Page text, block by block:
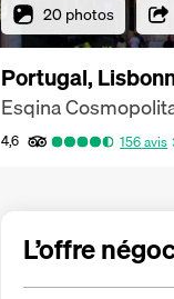
20 photos
Portugal,
Esqina
4,6 156avis
L’offre